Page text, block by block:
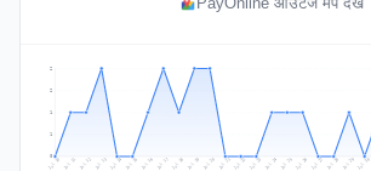
PayOnline आउटेज मैप देखें
1
1
2
2
Jul 10 Jul 11 Jul 12 Jul 13 Jul 14 Jul 15 Jul 16 Jul 17 Jul 18 Jul 19 Jul 20 Jul 21 Jul 22 Jul 23 Jul 24 Jul 25 Jul 26 Jul 27 Jul 28 Jul 29 Jul 30